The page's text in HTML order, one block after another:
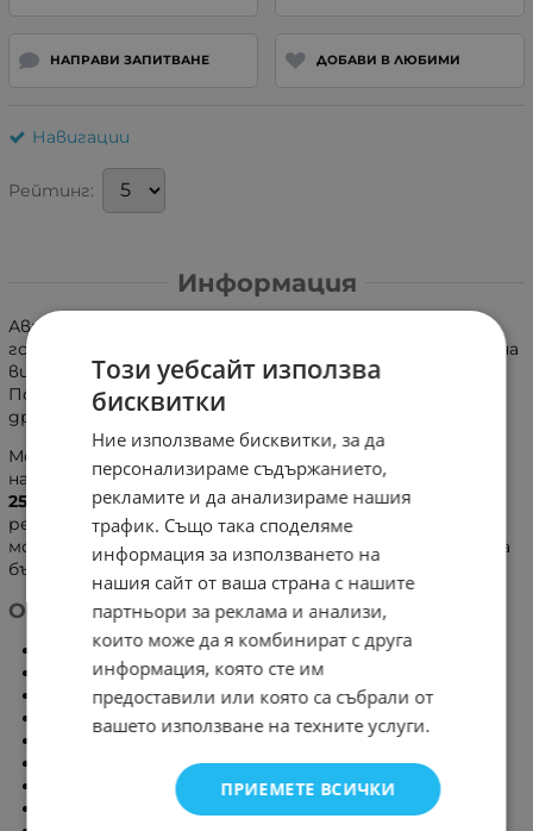
НАПРАВИ ЗАПИТВАНЕ ДОБАВИ В ЛЮБИМИ
Навигации
Рейтинг:
Информация
Автомобилната GPS навигация
голям
, който осигурява ясна
визуализация на маршрута и удобно управление.
Подходяща е за леки автомобили, бусове, камиони и
други превозни средства.
Моделът разполага с
8GB вградена памет
навигационен софтуер, карти и файлове, както и с
256MB оперативна памет. Благодарение на
регулируемата вакуумна стойка устройството се
монтира стабилно върху предното стъкло и може да
бъде позиционирано под удобен за водача ъгъл.
Основни характеристики:
Модел:X20-1
Дисплей:7 инча
Управление:сензорен екран
Вградена памет:8GB ROM
Ясна визуализация на маршрута
Регулируема стойка с вакуум
Захранване от автомобилната запалка
Този уебсайт използва
бисквитки
Ние използваме бисквитки, за да
персонализираме съдържанието,
рекламите и да анализираме нашия
трафик. Също така споделяме
информация за използването на
нашия сайт от ваша страна с нашите
партньори за реклама и анализи,
които може да я комбинират с друга
информация, която сте им
предоставили или която са събрали от
вашето използване на техните услуги.
ПРИЕМЕТЕ ВСИЧКИ